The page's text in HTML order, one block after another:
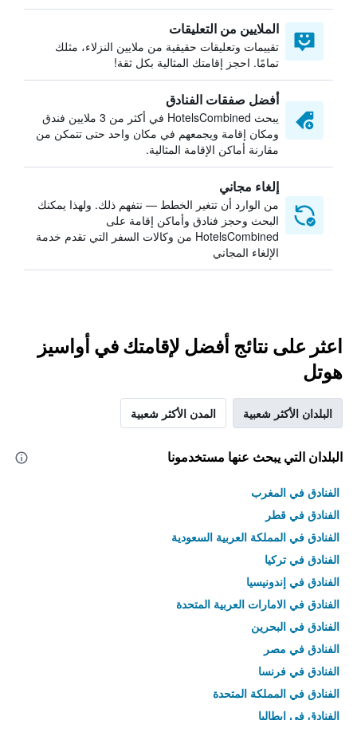
الملايين من التعليقات
تقييمات وتعليقات حقيقية من ملايين النزلاء، مثلك
تمامًا. احجز إقامتك المثالية بكل ثقة!
أفضل صفقات الفنادق
يبحث HotelsCombined في أكثر من 3 ملايين فندق
ومكان إقامة ويجمعهم في مكان واحد حتى تتمكن من
مقارنة أماكن الإقامة المثالية.
إلغاء مجاني
من الوارد أن تتغير الخطط — نتفهم ذلك. ولهذا يمكنك
البحث وحجز فنادق وأماكن إقامة على
HotelsCombined من وكالات السفر التي تقدم خدمة
الإلغاء المجاني
اعثر على نتائج أفضل لإقامتك في أواسيز
هوتل
البلدان الأكثر شعبية المدن الأكثر شعبية
البلدان التي يبحث عنها مستخدمونا
الفنادق في المغرب
الفنادق في قطر
الفنادق في المملكة العربية السعودية
الفنادق في تركيا
الفنادق في إندونيسيا
الفنادق في الامارات العربية المتحدة
الفنادق في البحرين
الفنادق في مصر
الفنادق في فرنسا
الفنادق في المملكة المتحدة
الفنادق في إيطاليا